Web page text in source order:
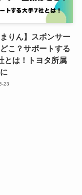
まりん】スポンサー
こ？サポートする
とは！トヨタ所属
23